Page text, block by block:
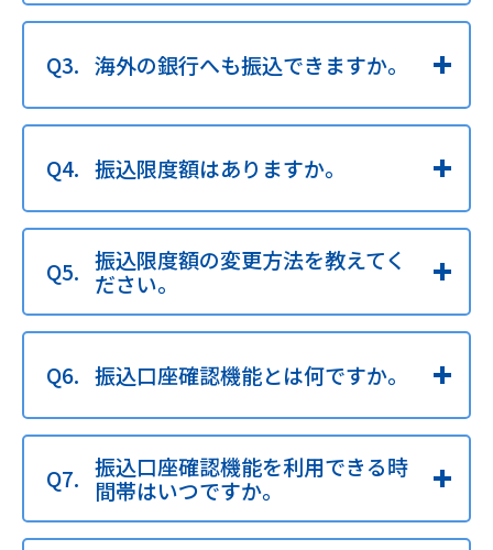
海外の銀行へも振込できますか。
振込限度額はありますか。
振込限度額の変更方法を教えてく
ださい。
振込口座確認機能とは何ですか。
振込口座確認機能を利用できる時
間帯はいつですか。